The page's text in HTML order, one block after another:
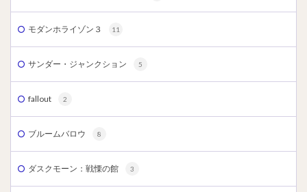
モダンホライゾン３ 11
サンダー・ジャンクション 5
fallout 2
ブルームバロウ 8
ダスクモーン：戦慄の館 3